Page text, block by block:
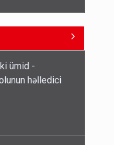
yox: Bakı-
bilet
- DOSYE
ümid -
həlledici